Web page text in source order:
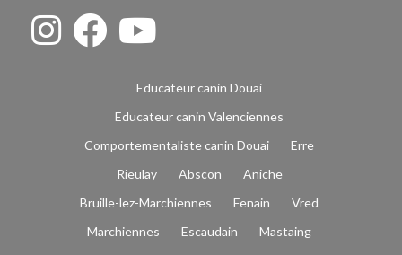
Educateur canin Douai
Educateur canin Valenciennes
Comportementaliste canin Douai
Erre
Rieulay
Abscon
Aniche
Bruille-lez-Marchiennes
Fenain
Vred
Marchiennes
Escaudain
Mastaing